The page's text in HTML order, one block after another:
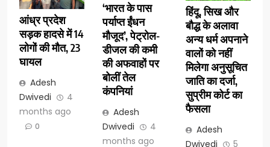
आंध्र प्रदेश
सड़क हादसे में 14
लोगों की मौत, 23
घायल
Adesh
Dwivedi
4
months ago
0
‘भारत के पास
पर्याप्त ईंधन
मौजूद’, पेट्रोल-
डीजल की कमी
की अफवाहों पर
बोलीं तेल
कंपनियां
Adesh
Dwivedi
4
months ago
हिंदू, सिख और
बौद्ध के अलावा
अन्य धर्म अपनाने
वालों को नहीं
मिलेगा अनुसूचित
जाति का दर्जा,
सुप्रीम कोर्ट का
फैसला
Adesh
Dwivedi
5